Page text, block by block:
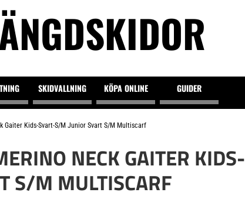
SKIDVALLNING KÖPA ONLINE GUIDER
Gaiter Kids-Svart-S/M Junior Svart S/M Multiscarf
NECK GAITER KIDS-
S/M MULTISCARF